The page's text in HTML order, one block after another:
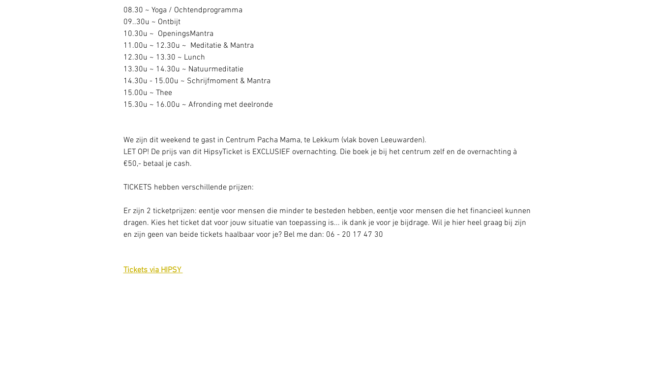
08.30 ~ Yoga / Ochtendprogramma
09..30u ~ Ontbijt
10.30u ~  OpeningsMantra
11.00u ~ 12.30u ~  Meditatie & Mantra
12.30u ~ 13.30 ~ Lunch
13.30u ~ 14.30u ~ Natuurmeditatie
14.30u - 15.00u ~ Schrijfmoment & Mantra
15.00u ~ Thee
15.30u ~ 16.00u ~ Afronding met deelronde
We zijn dit weekend te gast in Centrum Pacha Mama, te Lekkum (vlak boven Leeuwarden).
LET OP! De prijs van dit HipsyTicket is EXCLUSIEF overnachting. Die boek je bij het centrum zelf en de overnachting à
€50,- betaal je cash.
TICKETS hebben verschillende prijzen:
Er zijn 2 ticketprijzen: eentje voor mensen die minder te besteden hebben, eentje voor mensen die het financieel kunnen
dragen. Kies het ticket dat voor jouw situatie van toepassing is... ik dank je voor je bijdrage. Wil je hier heel graag bij zijn
en zijn geen van beide tickets haalbaar voor je? Bel me dan: 06 - 20 17 47 30
Tickets via HIPSY